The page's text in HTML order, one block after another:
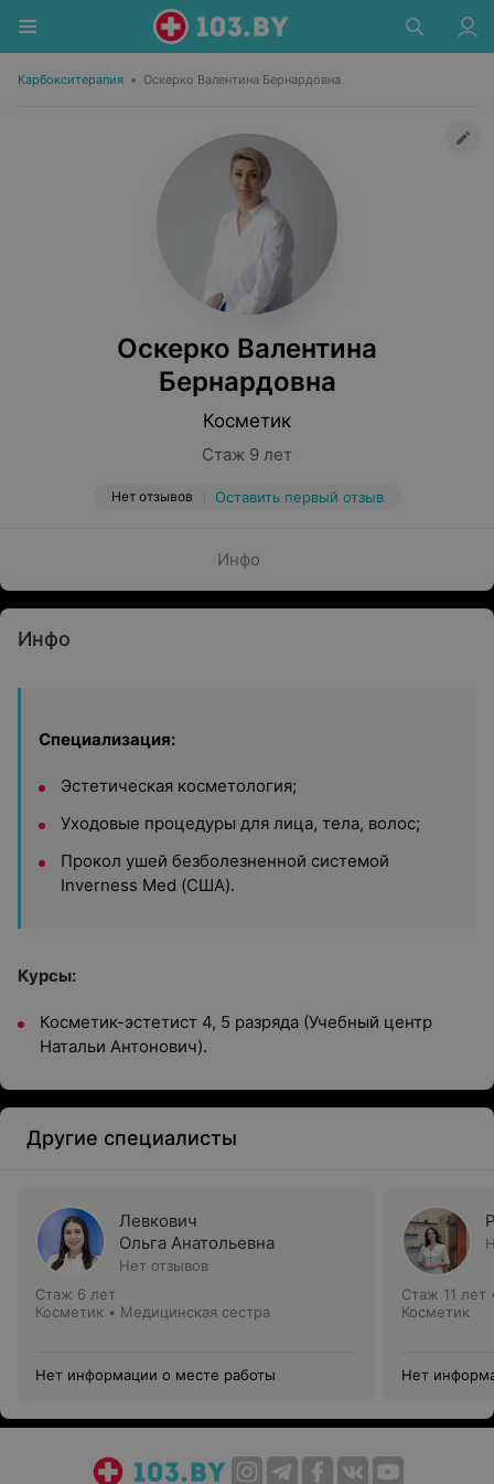
Карбокситерапия • Оскерко Валентина Бернардовна
Оскерко Валентина
Бернардовна
Косметик
Стаж 9 лет
Нет отзывов Оставить первый отзыв
Инфо
Инфо
Специализация:
Эстетическая косметология;
Уходовые процедуры для лица, тела, волос;
Прокол ушей безболезненной системой
Inverness Med (США).
Курсы:
Косметик-эстетист 4, 5 разряда (Учебный центр
Натальи Антонович).
Другие специалисты
Левкович
Ольга Анатольевна
Нет отзывов
Стаж 6 лет
Косметик • Медицинская сестра
Нет информации о месте работы
Стаж 11 лет
Косметик
Нет